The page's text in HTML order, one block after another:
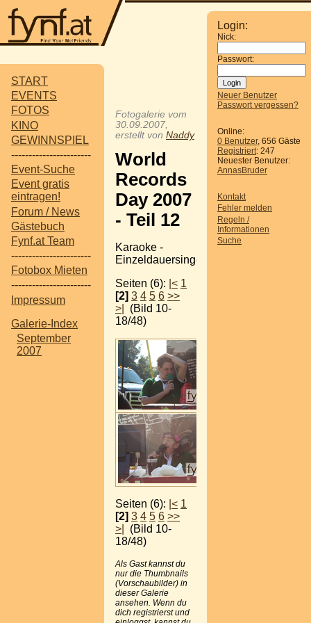
START
EVENTS
FOTOS
KINO
GEWINNSPIEL
-----------------------
Event-Suche
Event gratis
eintragen!
Forum / News
Gästebuch
Fynf.at Team
-----------------------
Fotobox Mieten
-----------------------
Impressum
Galerie-Index
September
2007
Login:
Nick:
Passwort:
Neuer Benutzer
Passwort vergessen?
Online:
0 Benutzer, 656 Gäste
Registriert: 247
Neuester Benutzer:
AnnasBruder
Kontakt
Fehler melden
Regeln /
Informationen
Suche
Fotogalerie vom
30.09.2007,
erstellt von Naddy
World
Records
Day 2007
- Teil 12
Karaoke -
Einzeldauersingen
Seiten (6): |< 1
[2] 3 4 5 6 >>
>|
(Bild 10-
18/48)
Seiten (6): |< 1
[2] 3 4 5 6 >>
>|
(Bild 10-
18/48)
Als Gast kannst du
nur die Thumbnails
(Vorschaubilder) in
dieser Galerie
ansehen. Wenn du
dich registrierst und